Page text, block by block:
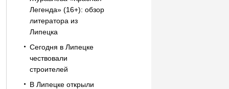
Легенда» (16+): обзор
литератора из
Липецка
Сегодня в Липецке
чествовали
строителей
В Липецке открыли